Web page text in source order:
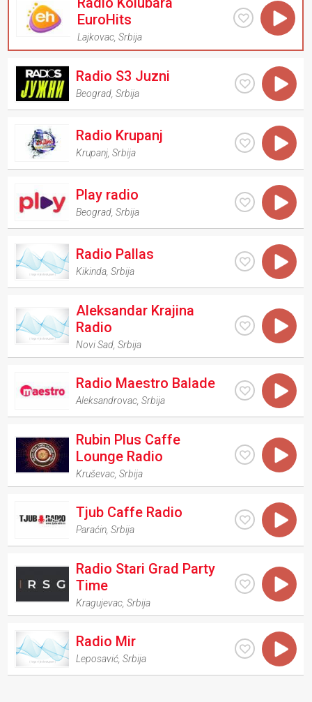
EuroHits
Lajkovac ,Srbija
Radio S3 Juzni
Beograd ,Srbija
Radio Krupanj
Krupanj ,Srbija
Play radio
Beograd ,Srbija
Radio Pallas
Kikinda ,Srbija
Aleksandar Krajina
Radio
Novi Sad ,Srbija
Radio Maestro Balade
Aleksandrovac ,Srbija
Rubin Plus Caffe
Lounge Radio
Kruševac ,Srbija
Tjub Caffe Radio
Paraćin ,Srbija
Radio Stari Grad Party
Time
Kragujevac ,Srbija
Radio Mir
Leposavić ,Srbija